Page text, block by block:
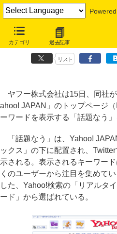
カテゴリ 過去記事
Yahoo! JAPANトップページに「話
ドを表示
リスト
ヤフー株式会社は15日、同社
ahoo! JAPAN」のトップページ
ーワードを表示する「話題なう」
「話題なう」は、Yahoo!
ックス」の下に配置され、
示される。表示されるキーワー
くのユーザーから注目を集めて
した、Yahoo!検索の「リアルタ
ード」から選ばれている。